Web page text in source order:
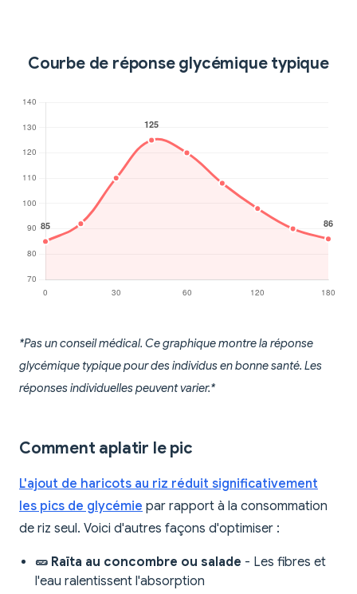
Courbe de réponse glycémique typique
*Pas un conseil médical. Ce graphique montre la réponse
glycémique typique pour des individus en bonne santé. Les
réponses individuelles peuvent varier.*
Comment aplatir le pic
L'ajout de haricots au riz réduit significativement
les pics de glycémie par rapport à la consommation
de riz seul. Voici d'autres façons d'optimiser :
🥒 Raïta au concombre ou salade - Les fibres et
l'eau ralentissent l'absorption